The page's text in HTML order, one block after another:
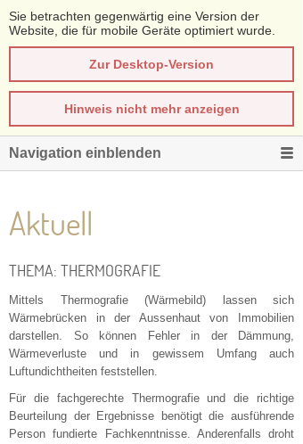
Sie betrachten gegenwärtig eine Version der
Website, die für mobile Geräte optimiert wurde.
Zur Desktop-Version
Hinweis nicht mehr anzeigen
Navigation einblenden
Aktuell
THEMA: THERMOGRAFIE
Mittels Thermografie (Wärmebild) lassen sich
Wärmebrücken in der Aussenhaut von Immobilien
darstellen. So können Fehler in der Dämmung,
Wärmeverluste und in gewissem Umfang auch
Luftundichtheiten feststellen.
Für die fachgerechte Thermografie und die richtige
Beurteilung der Ergebnisse benötigt die ausführende
Person fundierte Fachkenntnisse. Anderenfalls droht